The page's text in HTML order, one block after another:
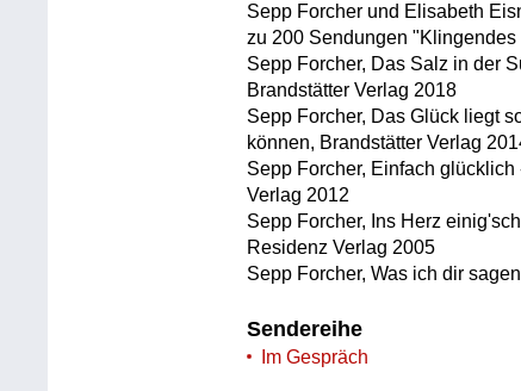
Sepp Forcher und Elisabeth
zu 200 Sendungen
Sepp Forcher, Das Salz in der
Brandstätter Verlag 2018
Sepp Forcher, Das Glück liegt
können, Brandstätter Verlag
Sepp Forcher, Einfach
Verlag 2012
Sepp Forcher, Ins Herz
Residenz Verlag 2005
Sepp Forcher, Was ich dir
Sendereihe
Im Gespräch